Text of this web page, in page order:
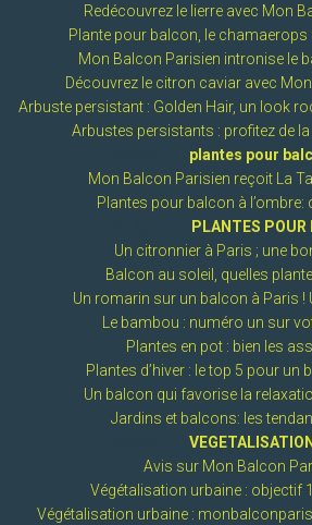
Redécouvrez le lierre avec Mon
Plante pour balcon, le chamaerops
Mon Balcon Parisien intronise le
Découvrez le citron caviar avec
Arbuste persistant : Golden Hair, un look
Arbustes persistants : profitez de
plantes pour
Mon Balcon Parisien reçoit La
Plantes pour balcon à l’ombre:
PLANTES POUR
Un citronnier à Paris ; une
Balcon au soleil, quelles
Un romarin sur un balcon à Paris !
Le bambou : numéro un sur
Plantes en pot : bien les
Plantes d’hiver : le top 5 pour un
Un balcon qui favorise la
Jardins et balcons: les
Avis sur Mon Balcon
Végétalisation urbaine : objectif
Végétalisation urbaine :